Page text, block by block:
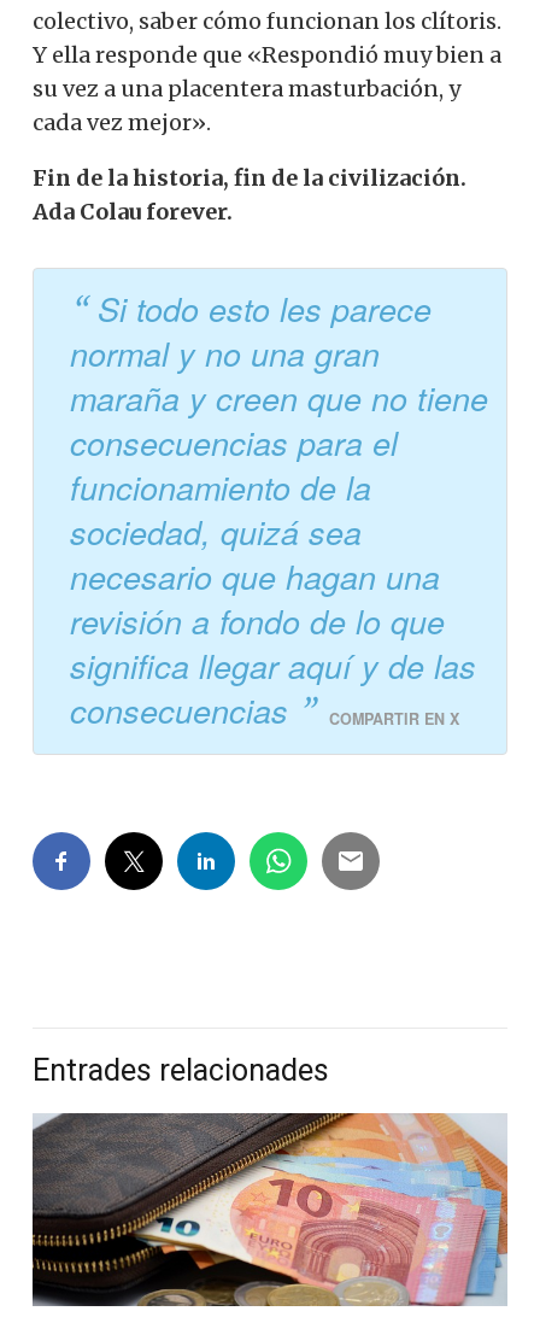
colectivo, saber cómo funcionan los clítoris.
Y ella responde que «Respondió muy bien a
su vez a una placentera masturbación, y
cada vez mejor».
Fin de la historia, fin de la civilización.
Ada Colau forever.
Si todo esto les parece
normal y no una gran
maraña y creen que no tiene
consecuencias para el
funcionamiento de la
sociedad, quizá sea
necesario que hagan una
revisión a fondo de lo que
significa llegar aquí y de las
consecuencias
COMPARTIR EN X
Entrades relacionades